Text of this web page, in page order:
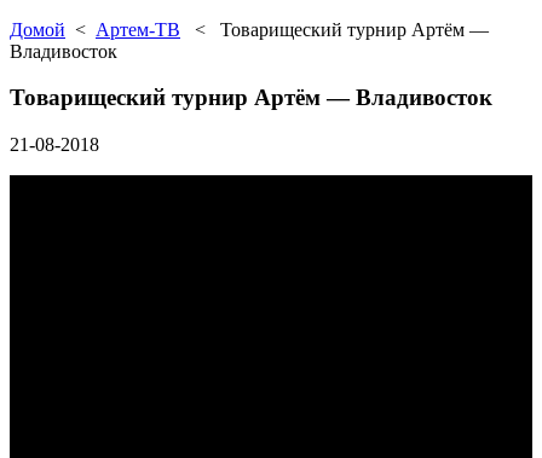
Домой < Артем-ТВ < Товарищеский турнир Артём —
Владивосток
Товарищеский турнир Артём — Владивосток
21-08-2018